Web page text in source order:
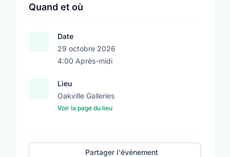
Quand et où
Date
29 octobre 2026
4:00 Après-midi
Lieu
Oakville Galleries
Voir la page du lieu
Partager l'événement